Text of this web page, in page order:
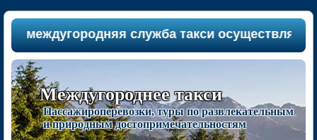
междугородняя служба такси осуществляет
Междугороднее такси
Пассажироперевозки, туры по развлекательным
и природным достопримечательностям